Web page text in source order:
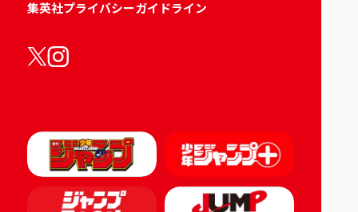
集英社プライバシーガイドライン